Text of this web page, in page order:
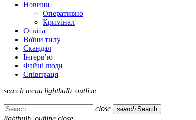
Новини
Оперативно
Кримінал
Освіта
Воїни тилу
Скандал
Інтерв’ю
Файні люди
Співпраця
search menu lightbulb_outline
close search Search